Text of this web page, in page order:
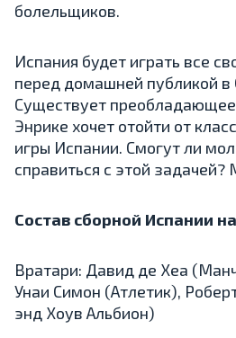
болельщиков.
Испания будет играть все
перед домашней публикой в
Существует
Энрике хочет отойти от
игры Испании. Смогут ли
справиться с этой
Состав сборной Испании
Вратари: Давид де Хеа
Унаи Симон (Атлетик),
энд Хоув Альбион)